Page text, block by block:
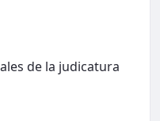
de la judicatura